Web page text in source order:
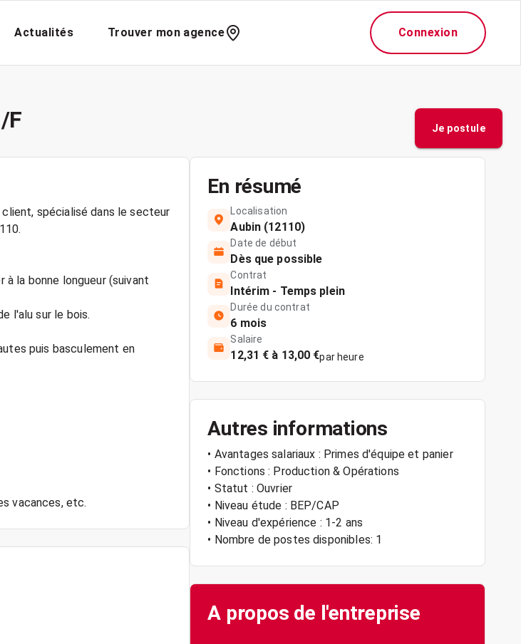
Actualités Trouver mon agence Connexion
F Je postule
spécialisé dans le secteur
la bonne longueur (suivant
l'alu sur le bois.
puis basculement en
En résumé
Localisation
Aubin (12110)
Date de début
Dès que possible
Contrat
Intérim - Temps plein
Durée du contrat
6 mois
Salaire
12,31 € à 13,00 €par heure
Autres informations
• Avantages salariaux : Primes d'équipe et panier
• Fonctions : Production & Opérations
• Statut : Ouvrier
• Niveau étude : BEP/CAP
• Niveau d'expérience : 1-2 ans
• Nombre de postes disponibles: 1
A propos de l'entreprise